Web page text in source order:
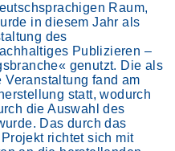
Raum,
in diesem Jahr als
des
Publizieren –
genutzt. Die als
fand am
statt, wodurch
die Auswahl des
Das durch das
richtet sich mit